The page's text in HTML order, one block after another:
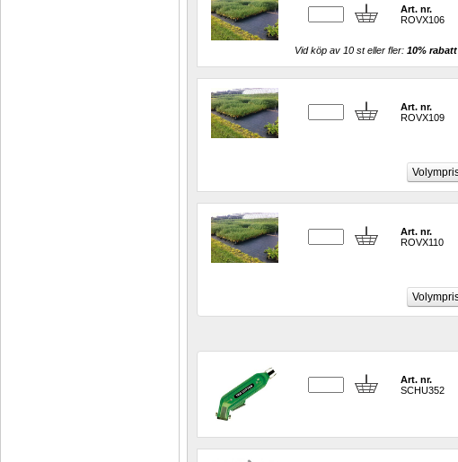
Art. nr.
ROVX106
Vid köp av 10 st eller fler: 10% rabatt
Art. nr.
ROVX109
Art. nr.
ROVX110
Art. nr.
SCHU352